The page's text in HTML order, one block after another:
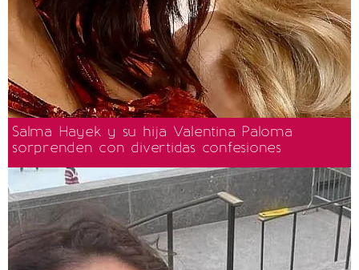
Salma Hayek y su hija Valentina Paloma
sorprenden con divertidas confesiones